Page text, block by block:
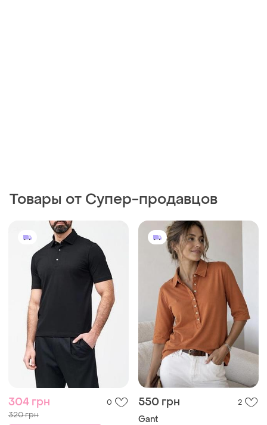
Товары от Супер-продавцов
304 грн 0
320 грн
550 грн 2
Gant